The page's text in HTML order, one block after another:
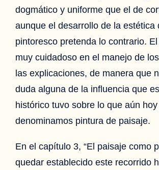
dogmático y uniforme que el de
aunque el desarrollo de la estética
pintoresco pretenda lo contrario.
muy cuidadoso en el manejo de
las explicaciones, de manera que
duda alguna de la influencia que
histórico tuvo sobre lo que aún hoy
denominamos pintura de paisaje.
En el capítulo 3, “El paisaje como
quedar establecido este recorrido